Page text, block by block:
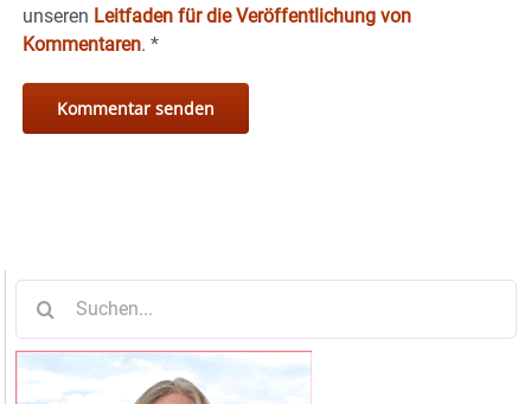
unseren Leitfaden für die Veröffentlichung von
Kommentaren. *
nach: